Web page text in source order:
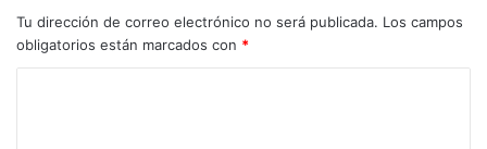
Tu dirección de correo electrónico no será publicada. Los campos
obligatorios están marcados con *